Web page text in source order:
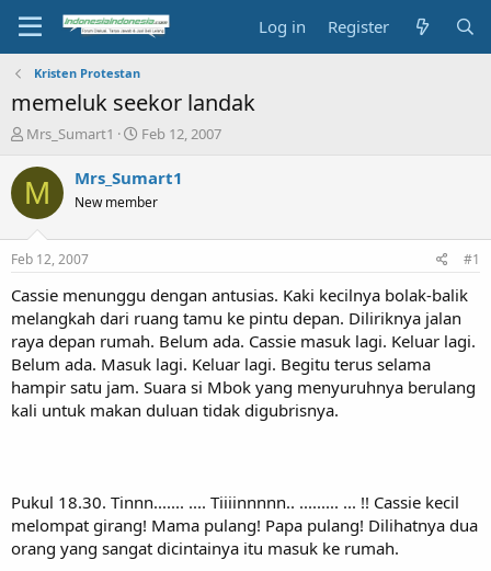
Log in Register
Kristen Protestan
memeluk seekor landak
T
r
e
a
s
t
a
t
e
r
Mrs_Sumart1
S
a
t
e
Feb 12, 2007
M Mrs_Sumart1
New member
Feb 12, 2007 #1
Cassie menunggu dengan antusias. Kaki kecilnya bolak-balik
melangkah dari ruang tamu ke pintu depan. Diliriknya jalan
raya depan rumah. Belum ada. Cassie masuk lagi. Keluar lagi.
Belum ada. Masuk lagi. Keluar lagi. Begitu terus selama
hampir satu jam. Suara si Mbok yang menyuruhnya berulang
kali untuk makan duluan tidak digubrisnya.
Pukul 18.30. Tinnn....... .... Tiiiinnnnn.. ......... ... !! Cassie kecil
melompat girang! Mama pulang! Papa pulang! Dilihatnya dua
orang yang sangat dicintainya itu masuk ke rumah.